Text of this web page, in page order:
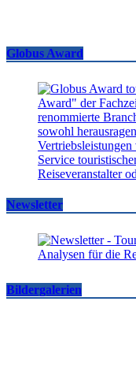
Globus Award
Newsletter
Bildergalerien